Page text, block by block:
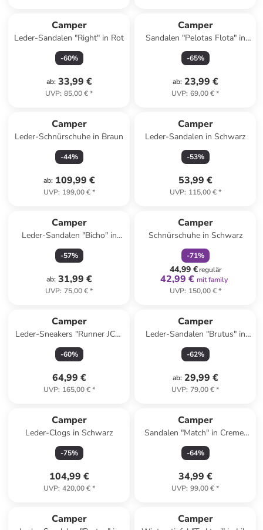
Camper
Leder-Sandalen "Right" in Rot
-60%
ab: 33,99 €
UVP: 85,00 €*
Camper
Sandalen "Pelotas Flota" in
Dunkelblau
-65%
ab: 23,99 €
UVP: 69,00 €*
Camper
Leder-Schnürschuhe in Braun
-44%
ab: 109,99 €
UVP: 199,00 €*
Camper
Leder-Sandalen in Schwarz
-53%
53,99 €
UVP: 115,00 €*
Camper
Leder-Sandalen "Bicho" in
Türkis/ Grün
-57%
ab: 31,99 €
UVP: 75,00 €*
Camper
Schnürschuhe in Schwarz
-71%
44,99 €regulär
42,99 € mit family
UVP: 150,00 €*
Camper
Leder-Sneakers "Runner JCT"
in Braun
-60%
64,99 €
UVP: 165,00 €*
Camper
Leder-Sandalen "Brutus" in
Hellblau
-62%
ab: 29,99 €
UVP: 79,00 €*
Camper
Leder-Clogs in Schwarz
-75%
104,99 €
UVP: 420,00 €*
Camper
Sandalen "Match" in Creme/
Gelb
-64%
34,99 €
UVP: 99,00 €*
Camper Camper